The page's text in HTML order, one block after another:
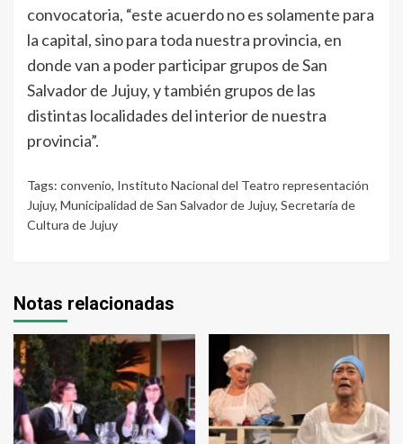
convocatoria, “este acuerdo no es solamente para
la capital, sino para toda nuestra provincia, en
donde van a poder participar grupos de San
Salvador de Jujuy, y también grupos de las
distintas localidades del interior de nuestra
provincia”.
Tags: convenio, Instituto Nacional del Teatro representación
Jujuy, Municipalidad de San Salvador de Jujuy, Secretaría de
Cultura de Jujuy
Notas relacionadas